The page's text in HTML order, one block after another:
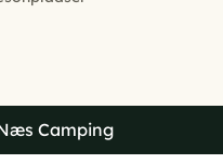
Camping